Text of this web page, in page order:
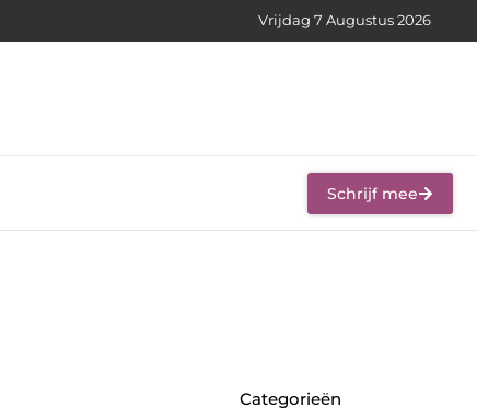
Vrijdag 7 Augustus 2026
Schrijf mee
Categorieën